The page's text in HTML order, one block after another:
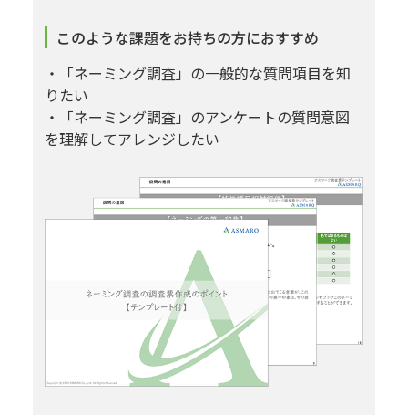
このような課題をお持ちの方におすすめ
・「ネーミング調査」の一般的な質問項目を知
りたい
・「ネーミング調査」のアンケートの質問意図
を理解してアレンジしたい